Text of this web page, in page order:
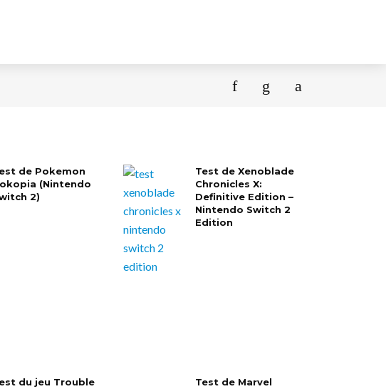
de Pokemon
(Nintendo
2)
Test de Xenoblade
Chronicles X:
Definitive Edition –
Nintendo Switch 2
Edition
du jeu Trouble
Test de Marvel